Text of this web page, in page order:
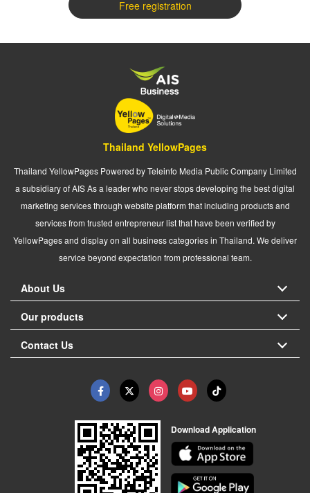
Free registration
Thailand YellowPages
Thailand YellowPages Powered by Teleinfo Media Public Company Limited
a subsidiary of AIS As a leader who never stops developing the best digital
marketing services through website platform that including products and
services from trusted entrepreneur list that have been verified by
YellowPages and display on all business categories in Thailand. We deliver
service beyond expectation from professional team.
About Us
Our products
Contact Us
Download Application